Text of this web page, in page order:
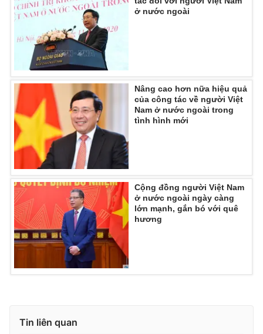
ở nước ngoài
Nâng cao hơn nữa hiệu quả
của công tác về người Việt
Nam ở nước ngoài trong
tình hình mới
Cộng đồng người Việt Nam
ở nước ngoài ngày càng
lớn mạnh, gắn bó với quê
hương
Tin liên quan